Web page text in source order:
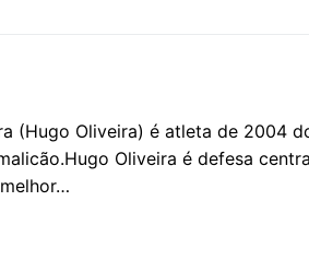
(Hugo Oliveira) é atleta de 2004
Oliveira é defesa